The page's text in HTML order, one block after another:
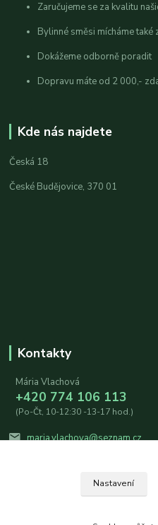
Zaručujeme se za kvalitu
Bylinné směsi mícháme také
Dokážeme odborně poradit
Dopravu máte od 2 000,-
Kde nás najdete
Česká 18
České Budějovice, 370 01
Kontakty
Mária Vlachová
+420 774 106 113
(Po-Čt, 10-12:30 -13-17 hod.)
maria.vlachova@seznam.cz
Nastavení